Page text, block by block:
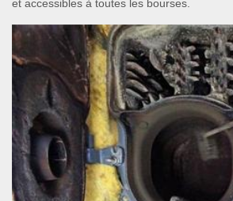
et accessibles à toutes les bourses.